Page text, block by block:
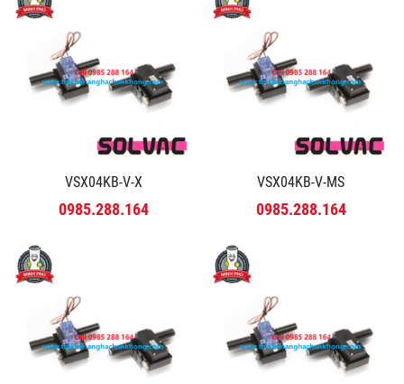
VSX04KB-V-X
0985.288.164
VSX04KB-V-MS
0985.288.164